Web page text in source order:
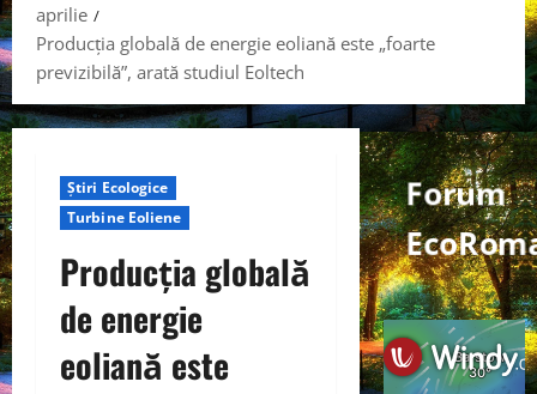
aprilie
Producția globală de energie eoliană este „foarte
previzibilă”, arată studiul Eoltech
Știri Ecologice
Turbine Eoliene
Producția globală
de energie
eoliană este
Forum